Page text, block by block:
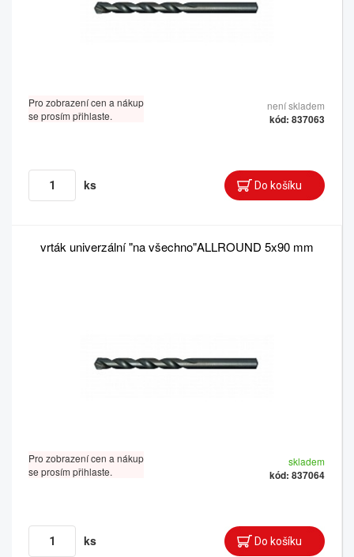
Pro zobrazení cen a nákup
se prosím přihlaste.
není skladem
kód: 837063
ks
vrták univerzální "na všechno"ALLROUND 5x90 mm
Pro zobrazení cen a nákup
se prosím přihlaste.
skladem
kód: 837064
ks